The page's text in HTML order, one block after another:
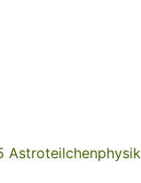
Astroteilchenphysik